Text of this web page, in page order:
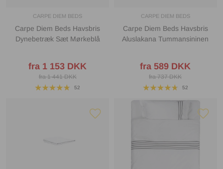
CARPE DIEM BEDS
Carpe Diem Beds Havsbris
Dynebetræk Sæt Mørkeblå
fra 1 153 DKK
fra 1 441 DKK
52
CARPE DIEM BEDS
Carpe Diem Beds Havsbris
Aluslakana Tummansininen
fra 589 DKK
fra 737 DKK
52